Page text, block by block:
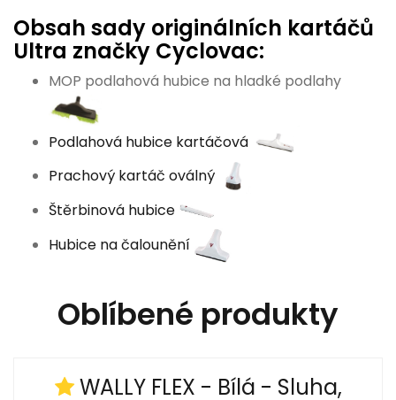
Obsah sady originálních kartáčů
Ultra značky Cyclovac:
MOP podlahová hubice na hladké podlahy
Podlahová hubice kartáčová
Prachový kartáč oválný
Štěrbinová hubice
Hubice na čalounění
Oblíbené produkty
WALLY FLEX - Bílá - Sluha,